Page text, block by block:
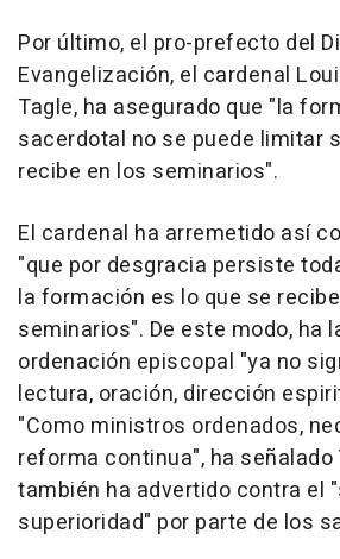
Por último, el pro-prefecto del
Evangelización, el cardenal
Tagle, ha asegurado que "la
sacerdotal no se puede limitar
recibe en los seminarios".
El cardenal ha arremetido así
"que por desgracia persiste
la formación es lo que se
seminarios". De este modo, ha
ordenación episcopal "ya no
lectura, oración, dirección
"Como ministros ordenados,
reforma continua", ha señalado
también ha advertido contra el
superioridad" por parte de los